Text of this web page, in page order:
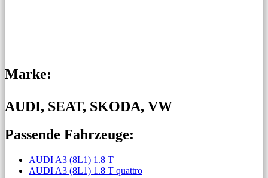
Marke:
AUDI, SEAT, SKODA, VW
Passende Fahrzeuge:
AUDI A3 (8L1) 1.8 T
AUDI A3 (8L1) 1.8 T quattro